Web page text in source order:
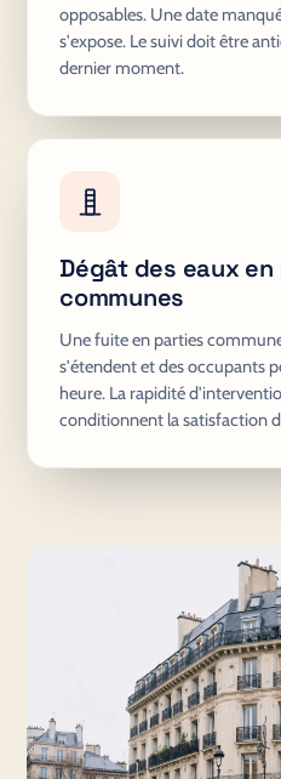
opposables. Une date
s'expose. Le suivi doit être
dernier moment.
Dégât des eaux
communes
Une fuite en parties
s'étendent et des occupants
heure. La rapidité
conditionnent la satisfaction